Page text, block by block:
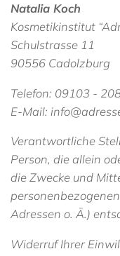
Natalia Koch
Kosmetikinstitut
Schulstrasse 11
90556 Cadolzburg
Telefon: 09103 -
E-Mail:
Verantwortliche
Person, die allein
die Zwecke und
Adressen o. Ä.)
Widerruf Ihrer